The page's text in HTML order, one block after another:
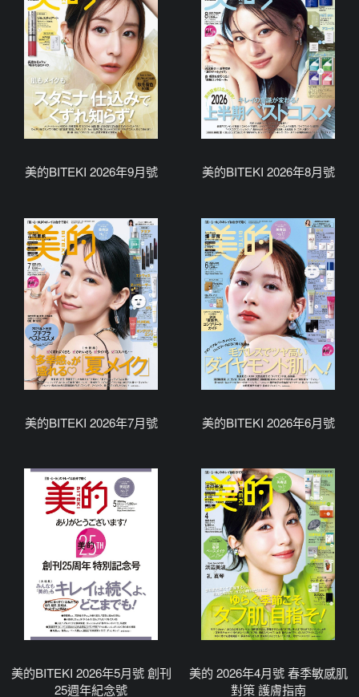
美的BITEKI 2026年9月號 美的BITEKI 2026年8月號
美的BITEKI 2026年7月號 美的BITEKI 2026年6月號
美的BITEKI 2026年5月號 創刊
25週年紀念號
美的 2026年4月號 春季敏感肌
對策 護膚指南